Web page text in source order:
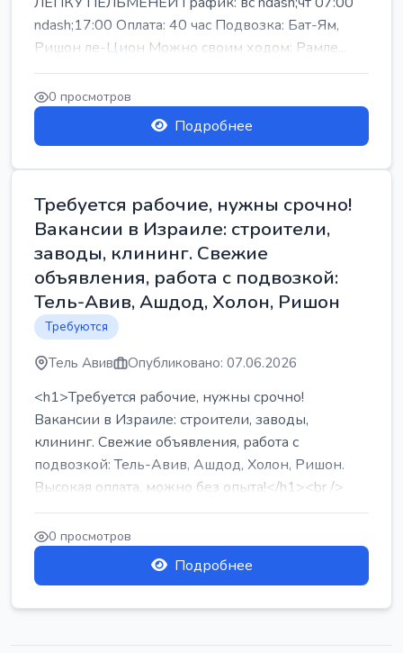
ndash;17:00 Оплата: 40 час Подвозка: Бат-Ям,
Ришон ле-Цион Можно своим ходом: Рамле...
0 просмотров
Подробнее
Требуется рабочие, нужны срочно!
Вакансии в Израиле: строители,
заводы, клининг. Свежие
объявления, работа с подвозкой:
Тель-Авив, Ашдод, Холон, Ришон
Требуются
Тель Авив Опубликовано: 07.06.2026
<h1>Требуется рабочие, нужны срочно!
Вакансии в Израиле: строители, заводы,
клининг. Свежие объявления, работа с
подвозкой: Тель-Авив, Ашдод, Холон, Ришон.
Высокая оплата, можно без опыта!</h1><br />
...
0 просмотров
Подробнее